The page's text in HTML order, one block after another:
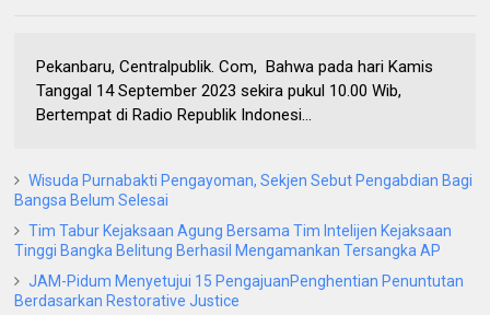
Pekanbaru, Centralpublik. Com, Bahwa pada hari Kamis
Tanggal 14 September 2023 sekira pukul 10.00 Wib,
Bertempat di Radio Republik Indonesi...
Wisuda Purnabakti Pengayoman, Sekjen Sebut Pengabdian Bagi
Bangsa Belum Selesai
Tim Tabur Kejaksaan Agung Bersama Tim Intelijen Kejaksaan
Tinggi Bangka Belitung Berhasil Mengamankan Tersangka AP
JAM-Pidum Menyetujui 15 PengajuanPenghentian Penuntutan
Berdasarkan Restorative Justice